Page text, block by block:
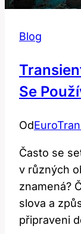
Blog
Se
Od
Často se
v různých
znamená?
slova a
připraveni